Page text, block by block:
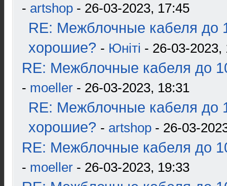
- artshop - 26-03-2023, 17:45
RE: Межблочные кабеля до
хорошие? - Юнiтi - 26-03-2023,
RE: Межблочные кабеля до
- moeller - 26-03-2023, 18:31
RE: Межблочные кабеля до
хорошие? - artshop - 26-03-
RE: Межблочные кабеля до
- moeller - 26-03-2023, 19:33